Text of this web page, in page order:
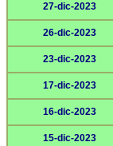
27-dic-2023
26-dic-2023
23-dic-2023
17-dic-2023
16-dic-2023
15-dic-2023